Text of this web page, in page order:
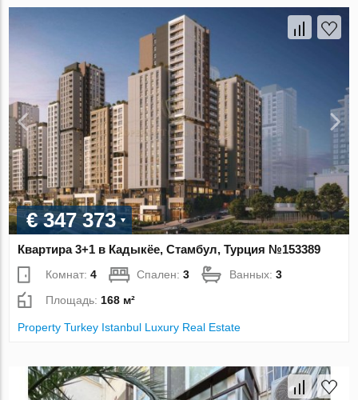
€ 347 373
Квартира 3+1 в Кадыкёе, Стамбул, Турция №153389
Комнат:4 Спален:3 Ванных:3
Площадь: 168 м²
Property Turkey Istanbul Luxury Real Estate